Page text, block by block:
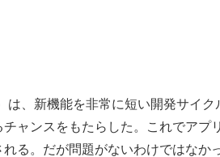
は、新機能を非常に短い開発サイ
ャンスをもたらした。これでアプ
る。だが問題がないわけではなか